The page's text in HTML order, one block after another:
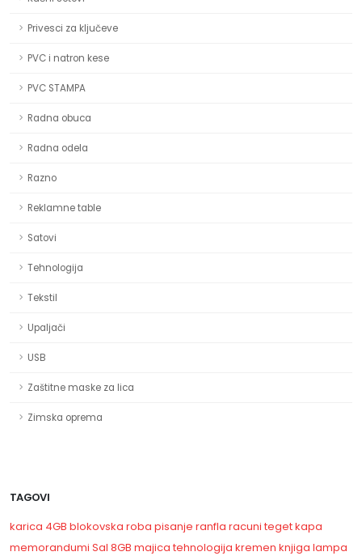
Privesci za ključeve
PVC i natron kese
PVC STAMPA
Radna obuca
Radna odela
Razno
Reklamne table
Satovi
Tehnologija
Tekstil
Upaljači
USB
Zaštitne maske za lica
Zimska oprema
TAGOVI
karica 4GB blokovska roba pisanje ranfla racuni teget kapa
memorandumi Sal 8GB majica tehnologija kremen knjiga lampa